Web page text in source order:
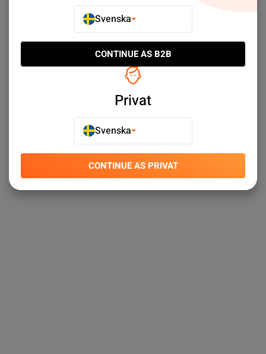
Översikt
Produktspecifikationer
Svenska
CONTINUE AS B2B
Privat
Svenska
CONTINUE AS PRIVAT